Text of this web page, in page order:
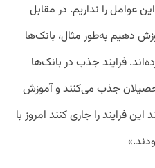
این عوامل را نداریم. در مقابل
دهیم به‌طور مثال، بانک‌ها
فرایند جذب در بانک‌ها
جذب می‌کنند و آموزش
فرایند را جاری کنند امروز با